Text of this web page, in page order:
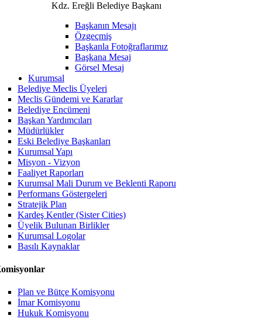
Kdz. Ereğli Belediye Başkanı
Başkanın Mesajı
Özgeçmiş
Başkanla Fotoğraflarımız
Başkana Mesaj
Görsel Mesaj
Kurumsal
Belediye Meclis Üyeleri
Meclis Gündemi ve Kararlar
Belediye Encümeni
Başkan Yardımcıları
Müdürlükler
Eski Belediye Başkanları
Kurumsal Yapı
Misyon - Vizyon
Faaliyet Raporları
Kurumsal Mali Durum ve Beklenti Raporu
Performans Göstergeleri
Stratejik Plan
Kardeş Kentler (Sister Cities)
Üyelik Bulunan Birlikler
Kurumsal Logolar
Basılı Kaynaklar
Plan ve Bütçe Komisyonu
İmar Komisyonu
Hukuk Komisyonu